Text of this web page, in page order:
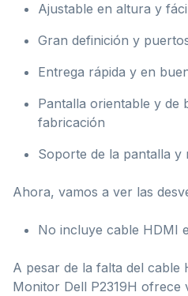
Ajustable en altura y
Gran definición y
Entrega rápida y en
Pantalla orientable y de
fabricación
Soporte de la pantalla y
Ahora, vamos a ver las
No incluye cable HDMI
A pesar de la falta del cable
Monitor Dell P2319H ofrece